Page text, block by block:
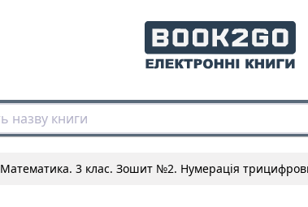
Математика. 3 клас. Зошит №2. Нумерація